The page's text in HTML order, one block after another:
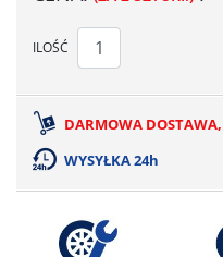
ILOŚĆ
DARMOWA
WYSYŁKA 24h